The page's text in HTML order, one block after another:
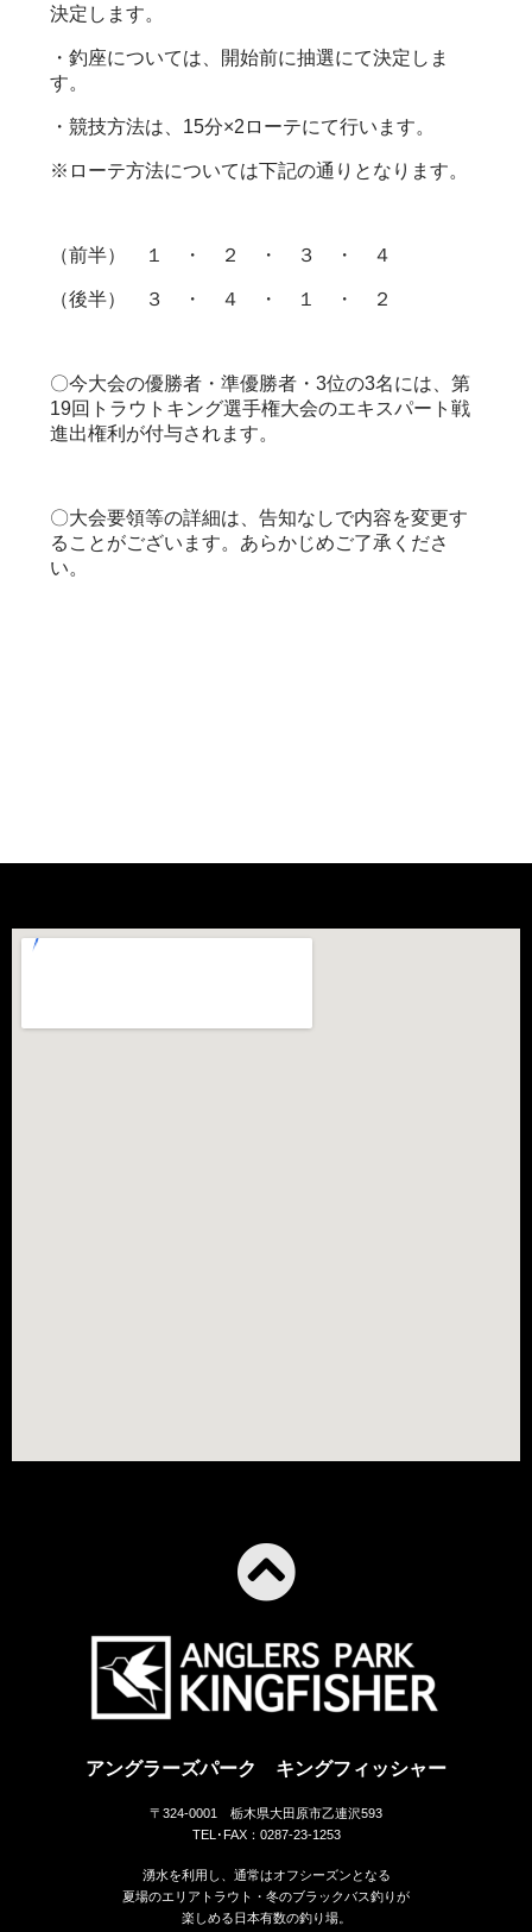
決定します。
・釣座については、開始前に抽選にて決定しま
す。
・競技方法は、15分×2ローテにて行います。
※ローテ方法については下記の通りとなります。
（前半） １ ・ ２ ・ ３ ・ ４
（後半） ３ ・ ４ ・ １ ・ ２
〇今大会の優勝者・準優勝者・3位の3名には、第
19回トラウトキング選手権大会のエキスパート戦
進出権利が付与されます。
〇大会要領等の詳細は、告知なしで内容を変更す
ることがございます。あらかじめご了承くださ
い。
アングラーズパーク キングフィッシャー
〒324-0001 栃木県大田原市乙連沢593
TEL･FAX：0287-23-1253
湧水を利用し、通常はオフシーズンとなる
夏場のエリアトラウト・冬のブラックバス釣りが
楽しめる日本有数の釣り場。